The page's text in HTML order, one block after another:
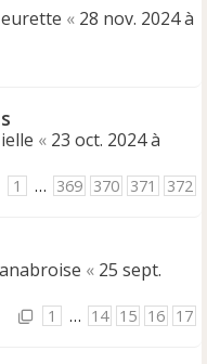
« 28 nov. 2024 à
« 23 oct. 2024 à
1 … 369 370 371 372
« 25 sept.
1 … 14 15 16 17